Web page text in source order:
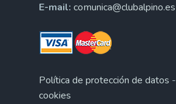
E-mail: comunica@clubalpino.es
Política de protección de datos -
cookies